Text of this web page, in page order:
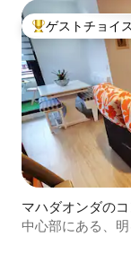
大好評のゲスト
ゲストチョイス
マハダオンダの
中心部にある、